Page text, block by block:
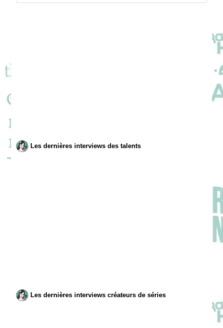
Les dernières interviews des talents
Les dernières interviews créateurs de séries